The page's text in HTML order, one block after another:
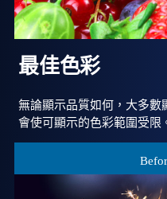
最佳色彩
無論顯示品質如何，大多數
會使可顯示的色彩範圍受限